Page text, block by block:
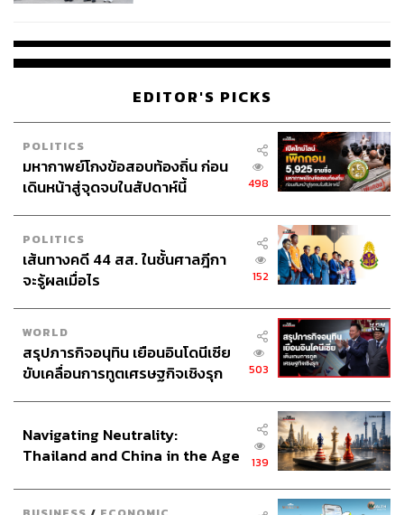
EDITOR'S PICKS
POLITICS
มหากาพย์โกงข้อสอบท้องถิ่น ก่อน
เดินหน้าสู่จุดจบในสัปดาห์นี้
498
POLITICS
เส้นทางคดี 44 สส. ในชั้นศาลฎีกา
จะรู้ผลเมื่อไร
152
WORLD
สรุปภารกิจอนุทิน เยือนอินโดนีเซีย
ขับเคลื่อนการทูตเศรษฐกิจเชิงรุก
503
Navigating Neutrality:
Thailand and China in the Age
139